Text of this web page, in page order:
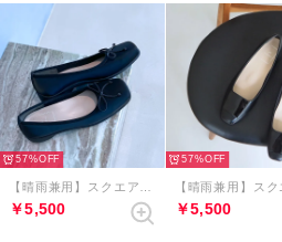
57%
￥5,500
57%
￥5,500